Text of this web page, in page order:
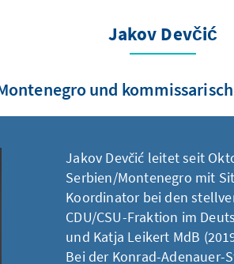
Jakov Devčić
und
Jakov Devčić leitet seit
Serbien/Montenegro mit
Koordinator bei den
CDU/CSU-Fraktion im
und Katja Leikert MdB
Bei der Konrad-